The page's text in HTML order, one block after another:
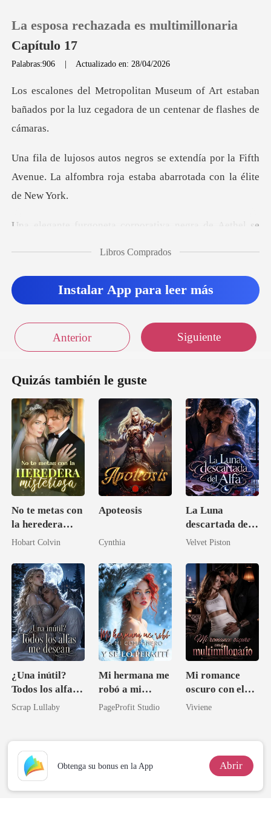
0
Historia
Salir
La esposa rechazada es multimillonaria
Capítulo 17
Palabras:906 | Actualizado en: 28/04/2026
f Art estaban
bañados por la luz cegado
ía por la Fifth
Avenue. La alfombra roja e
negra de Aethel se
Libros Comprados
Instalar App para leer más
Anterior Siguiente
Quizás también le guste
No te metas con
la heredera
misteriosa
Hobart Colvin
Apoteosis
Cynthia
La Luna
descartada del
Alfa
Velvet Piston
¿Una inútil?
Todos los alfas
me desean
Scrap Lullaby
Mi hermana me
robó a mi
compañero y se
PageProfit Studio
Mi romance
oscuro con el
multimillonario
Viviene
Obtenga su bonus en la App Abrir